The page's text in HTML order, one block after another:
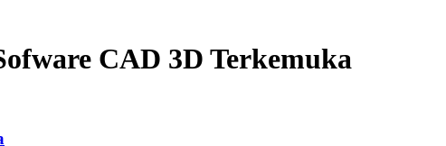
CAD 3D Terkemuka